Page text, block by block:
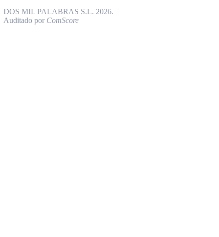
DOS MIL PALABRAS S.L. 2026.
Auditado por ComScore